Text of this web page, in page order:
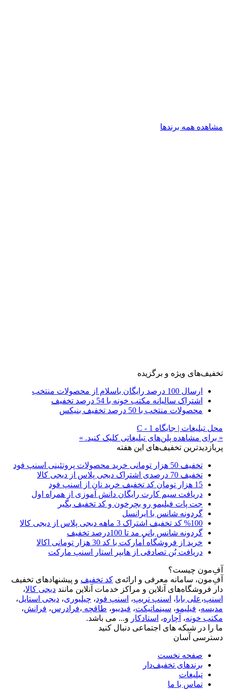
مشاهده همه برندها
تخفیف‌های ویژه و برگزیده
ارسال 100 درصد رایگان باسلام از محصولات منتخب
اشتراک سالیانه مکتب خونه با 54 درصد تخفیف
محصولات منتخب با 50 درصد تخفیف بنیکس
محل تبلیغات | جایگاه C - 1
« برای مشاهده پلن‌های تبلیغاتی کلیک کنید. »
پربازدیدترین تخفیف‌های این هفته
تخفیف 50 هزار تومانی خرید محصولات پروتئینی اسنپ فود
تخفیف 70 درصدی اشتراک دیجی پلاس از دیجی کالا
15 هزار تومان کد تخفیف خرید نان از اسنپ فود
دریافت سیم کارت رایگان دانش آموزی از همراه اول
جت پات فیلیمو رو بچرخون و کد تخفیف بگیر
گردونه شانس با ایرانسل
%100 کد تخفیف اشتراک 3 ماهه دیجی پلاس از دیجی کالا
گردونه شانس بانی مد تا 100درصد تخفیف
خرید از فروشگاه اُمارکت با کد 30 هزار تومانی اکالا
دریافت بُن تصادفی از هایپر استار اسنپ مارکت
آفِ‌مون چیست؟
آفِ‌مون، سامانه معرفی و ارائه‌ی کد تخفیف و پیشنهادهای تخفیف
دار فروشگاه‌های آنلاین و مراکز خدمات آنلاین مانند دیجی کالا،
اسنپ،علی بابا، اسنپ تریپ، اسنپ فود، چیلیوری، دیجی استایل،
مدیسه، فیلیمو، سینماتیکت، فیدیبو، طاقچه ،فرادرس، فرانش،
مکتب خونه، آچاره، استادکار و... می باشد.
ما را در شبکه های اجتماعی دنبال کنید
دسترسی آسان
صفحه نخست
برندهای تخفیف‌دار
تبلیغات
تماس با ما